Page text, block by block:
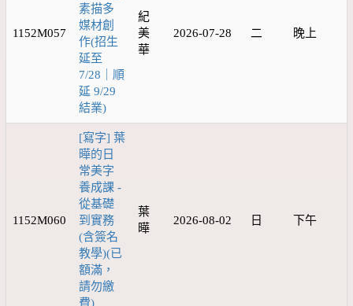
1152M057
素描多
媒材創
作(招生
延至
7/28｜順
延 9/29
結業)
紀
美
華
2026-07-28 二 晚上
1152M060
[寫字] 葉
曄的日
常美字
養成課 -
從基礎
到實務
(含簽名
教學)(已
額滿，
請勿繳
費)
葉
曄
2026-08-02 日 下午